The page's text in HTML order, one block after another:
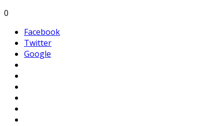
0
Facebook
Twitter
Google